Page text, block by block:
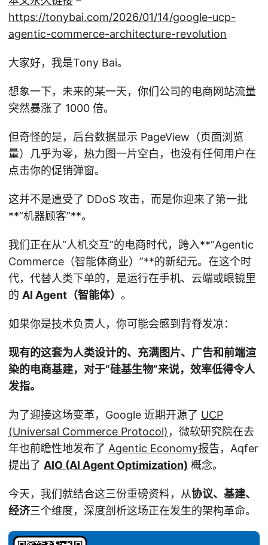
https://tonybai.com/2026/01/14/google-ucp-
agentic-commerce-architecture-revolution
大家好，我是Tony Bai。
想象一下，未来的某一天，你们公司的电商网站流量
突然暴涨了 1000 倍。
但奇怪的是，后台数据显示 PageView（页面浏览
量）几乎为零，热力图一片空白，也没有任何用户在
点击你的促销弹窗。
这并不是遭受了 DDoS 攻击，而是你迎来了第一批
**“机器顾客”**。
我们正在从“人机交互”的电商时代，跨入**“Agentic
Commerce（智能体商业）”**的新纪元。在这个时
代，代替人类下单的，是运行在手机、云端或眼镜里
的 AI Agent（智能体） 。
如果你是技术负责人，你可能会感到背脊发凉：
现有的这套为人类设计的、充满图片、广告和前端渲
染的电商基建，对于“硅基生物”来说，效率低得令人
发指。
为了迎接这场变革，Google 近期开源了 UCP
(Universal Commerce Protocol) ，微软研究院在去
年也前瞻性地发布了 Agentic Economy报告，Aqfer
提出了 AIO (AI Agent Optimization) 概念。
今天，我们就结合这三份重磅资料，从协议、基建、
经济三个维度，深度剖析这场正在发生的架构革命。